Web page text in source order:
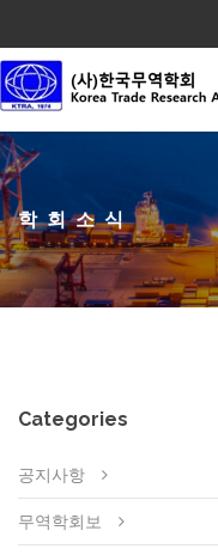
학회소식
Categories
공지사항
무역학회보